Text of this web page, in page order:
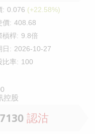
: 0.076 (+22.58%)
價: 408.68
槓桿: 9.8倍
日: 2026-10-27
比率: 100
控股
認沽